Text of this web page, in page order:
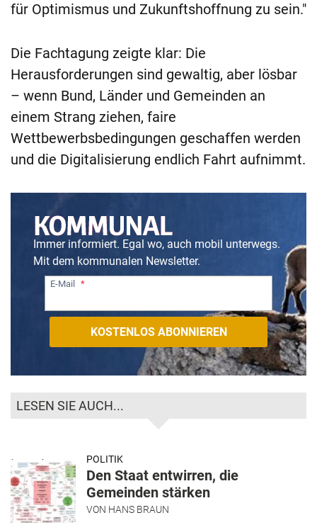
für Optimismus und Zukunftshoffnung zu sein."
Die Fachtagung zeigte klar: Die
Herausforderungen sind gewaltig, aber lösbar
– wenn Bund, Länder und Gemeinden an
einem Strang ziehen, faire
Wettbewerbsbedingungen geschaffen werden
und die Digitalisierung endlich Fahrt aufnimmt.
Immer informiert. Egal wo, auch mobil unterwegs.
Mit dem kommunalen Newsletter.
E-Mail
LESEN SIE AUCH...
POLITIK
Den Staat entwirren, die
Gemeinden stärken
VON HANS BRAUN